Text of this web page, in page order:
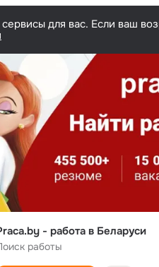
для вас. Если ваш
- работа в Беларуси
работы